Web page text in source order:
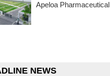
Apeloa Pharmaceutical
NEWS